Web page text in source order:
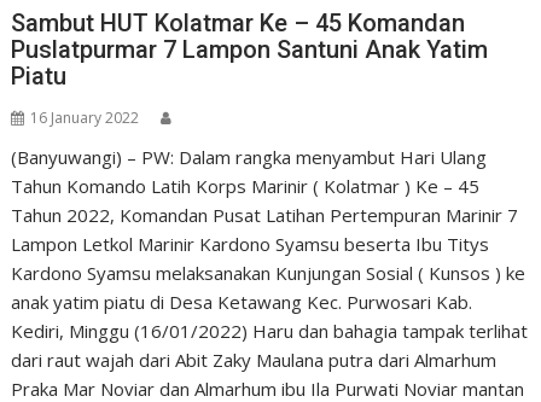
Sambut HUT Kolatmar Ke – 45 Komandan
Puslatpurmar 7 Lampon Santuni Anak Yatim
Piatu
16 January 2022
(Banyuwangi) – PW: Dalam rangka menyambut Hari Ulang
Tahun Komando Latih Korps Marinir ( Kolatmar ) Ke – 45
Tahun 2022, Komandan Pusat Latihan Pertempuran Marinir 7
Lampon Letkol Marinir Kardono Syamsu beserta Ibu Titys
Kardono Syamsu melaksanakan Kunjungan Sosial ( Kunsos ) ke
anak yatim piatu di Desa Ketawang Kec. Purwosari Kab.
Kediri, Minggu (16/01/2022) Haru dan bahagia tampak terlihat
dari raut wajah dari Abit Zaky Maulana putra dari Almarhum
Praka Mar Noviar dan Almarhum ibu Ila Purwati Noviar mantan